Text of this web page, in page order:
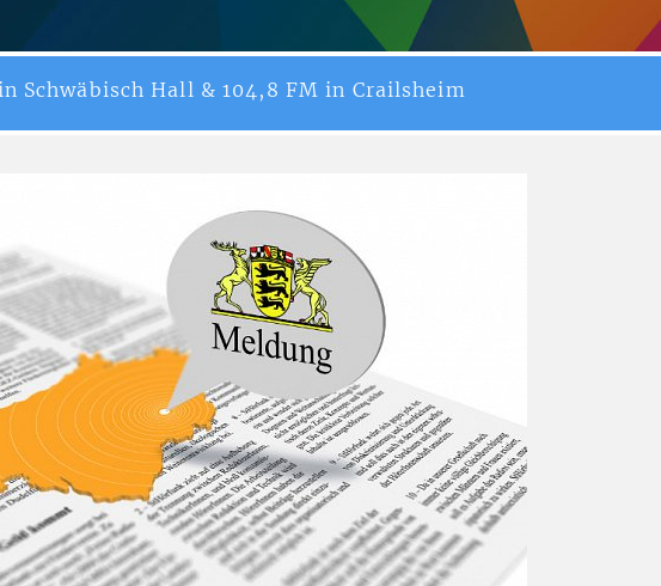
Schwäbisch Hall & 104,8 FM in Crailsheim